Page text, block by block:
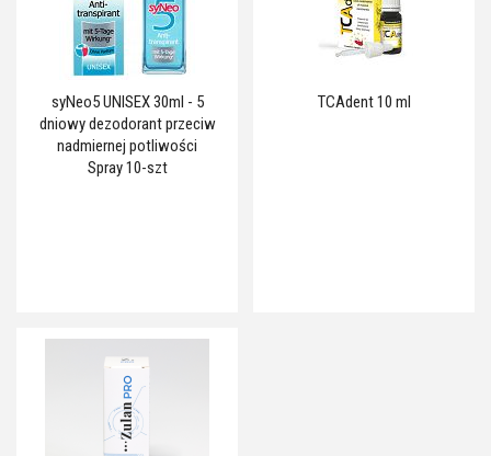
syNeo5 UNISEX 30ml - 5
dniowy dezodorant przeciw
nadmiernej potliwości
Spray 10-szt
TCAdent 10 ml